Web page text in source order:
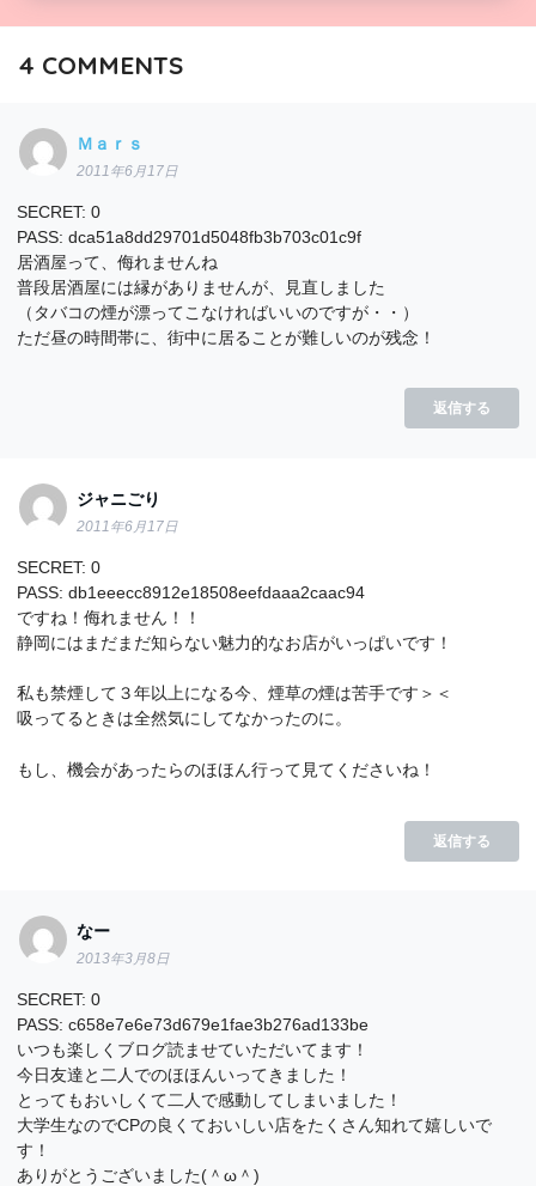
4 COMMENTS
Ｍａｒｓ
2011年6月17日
SECRET: 0
PASS: dca51a8dd29701d5048fb3b703c01c9f
居酒屋って、侮れませんね
普段居酒屋には縁がありませんが、見直しました
（タバコの煙が漂ってこなければいいのですが・・）
ただ昼の時間帯に、街中に居ることが難しいのが残念！
返信する
ジャニごり
2011年6月17日
SECRET: 0
PASS: db1eeecc8912e18508eefdaaa2caac94
ですね！侮れません！！
静岡にはまだまだ知らない魅力的なお店がいっぱいです！
私も禁煙して３年以上になる今、煙草の煙は苦手です＞＜
吸ってるときは全然気にしてなかったのに。
もし、機会があったらのほほん行って見てくださいね！
返信する
なー
2013年3月8日
SECRET: 0
PASS: c658e7e6e73d679e1fae3b276ad133be
いつも楽しくブログ読ませていただいてます！
今日友達と二人でのほほんいってきました！
とってもおいしくて二人で感動してしまいました！
大学生なのでCPの良くておいしい店をたくさん知れて嬉しいで
す！
ありがとうございました(＾ω＾)